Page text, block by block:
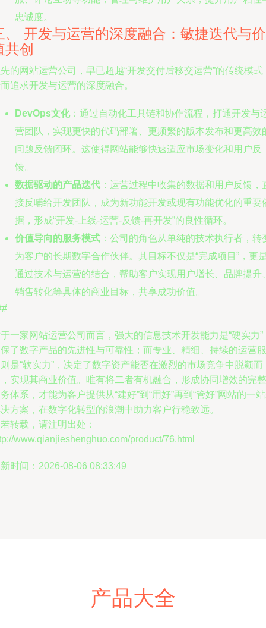
忠诚度。
、 开发与运营的深度融合：敏捷迭代与价
共创
的网站运营公司，早已超越“开发交付后移交运营”的传统模式
追求开发与运营的深度融合。
DevOps文化：通过自动化工具链和协作流程，打通开发与
营团队，实现更快的代码部署、更频繁的版本发布和更高效
问题反馈闭环。这使得网站能够快速适应市场变化和用户反
馈。
数据驱动的产品迭代 ：运营过程中收集的数据和用户反馈，
接反哺给开发团队，成为新功能开发或现有功能优化的重要
据，形成“开发-上线-运营-反馈-再开发”的良性循环。
价值导向的服务模式 ：公司的角色从单纯的技术执行者，转
为客户的长期数字合作伙伴。其目标不仅是“完成项目”，更
通过技术与运营的结合，帮助客户实现用户增长、品牌提升
销售转化等具体的商业目标，共享成功价值。
一家网站运营公司而言，强大的信息技术开发能力是“硬实力”
了数字产品的先进性与可靠性；而专业、精细、持续的运营服
是“软实力”，决定了数字资产能否在激烈的市场竞争中脱颖而
实现其商业价值。唯有将二者有机融合，形成协同增效的完整
体系，才能为客户提供从“建好”到“用好”再到“管好”网站的一
方案，在数字化转型的浪潮中助力客户行稳致远。
转载，请注明出处：
www.qianjieshenghuo.com/product/76.html
时间：2026-08-06 08:33:49
产品大全